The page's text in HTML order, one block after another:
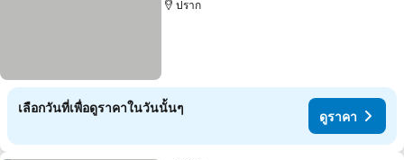
ปราก
เลือกวันที่เพื่อดูราคาในวันนั้นๆ
ดูราคา